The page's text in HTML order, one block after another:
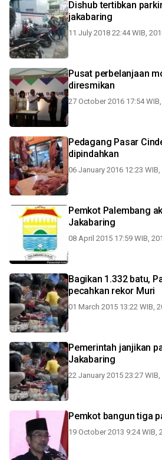
Dishub tertibkan
jakabaring
11 July 2018 22:44 WIB,
Pusat perbelanjaan
diresmikan
27 October 2016 17:54
Pedagang Pasar
dipindahkan
06 January 2016 12:23 WIB,
Pemkot Palembang
Jakabaring
08 April 2015 17:59 WIB,
Bagikan 1.332 batu,
pecahkan rekor Muri
01 March 2015 13:22 WIB,
Pemerintah janjikan
Jakabaring
22 January 2015 23:27 WIB,
Pemkot bangun tiga
19 October 2013 9:24 WIB,